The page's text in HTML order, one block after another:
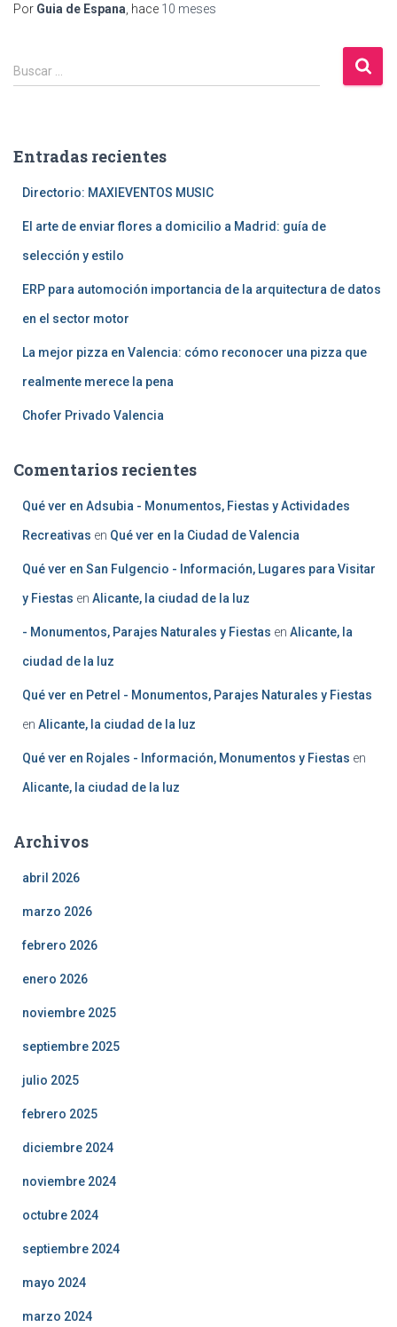
Por Guia de Espana , hace 10 meses
B
u
r
Buscar …
Entradas recientes
Directorio: MAXIEVENTOS MUSIC
El arte de enviar flores a domicilio a Madrid: guía de
selección y estilo
ERP para automoción importancia de la arquitectura de datos
en el sector motor
La mejor pizza en Valencia: cómo reconocer una pizza que
realmente merece la pena
Chofer Privado Valencia
Comentarios recientes
Qué ver en Adsubia - Monumentos, Fiestas y Actividades
Recreativas en Qué ver en la Ciudad de Valencia
Qué ver en San Fulgencio - Información, Lugares para Visitar
y Fiestas en Alicante, la ciudad de la luz
- Monumentos, Parajes Naturales y Fiestas en Alicante, la
ciudad de la luz
Qué ver en Petrel - Monumentos, Parajes Naturales y Fiestas
en Alicante, la ciudad de la luz
Qué ver en Rojales - Información, Monumentos y Fiestas en
Alicante, la ciudad de la luz
Archivos
abril 2026
marzo 2026
febrero 2026
enero 2026
noviembre 2025
septiembre 2025
julio 2025
febrero 2025
diciembre 2024
noviembre 2024
octubre 2024
septiembre 2024
mayo 2024
marzo 2024